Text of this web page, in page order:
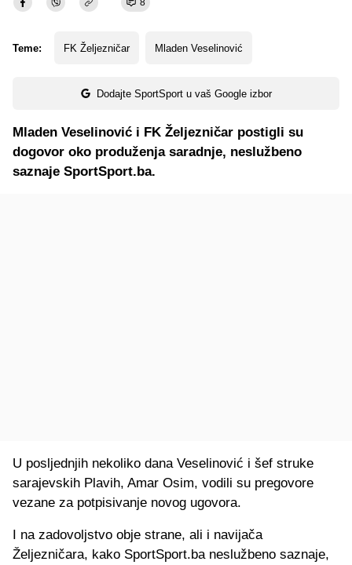
8
Teme: FK Željezničar Mladen Veselinović
Dodajte SportSport u vaš Google izbor
Mladen Veselinović i FK Željezničar postigli su
dogovor oko produženja saradnje, neslužbeno
saznaje SportSport.ba.
U posljednjih nekoliko dana Veselinović i šef struke
sarajevskih Plavih, Amar Osim, vodili su pregovore
vezane za potpisivanje novog ugovora.
I na zadovoljstvo obje strane, ali i navijača
Željezničara, kako SportSport.ba neslužbeno saznaje,